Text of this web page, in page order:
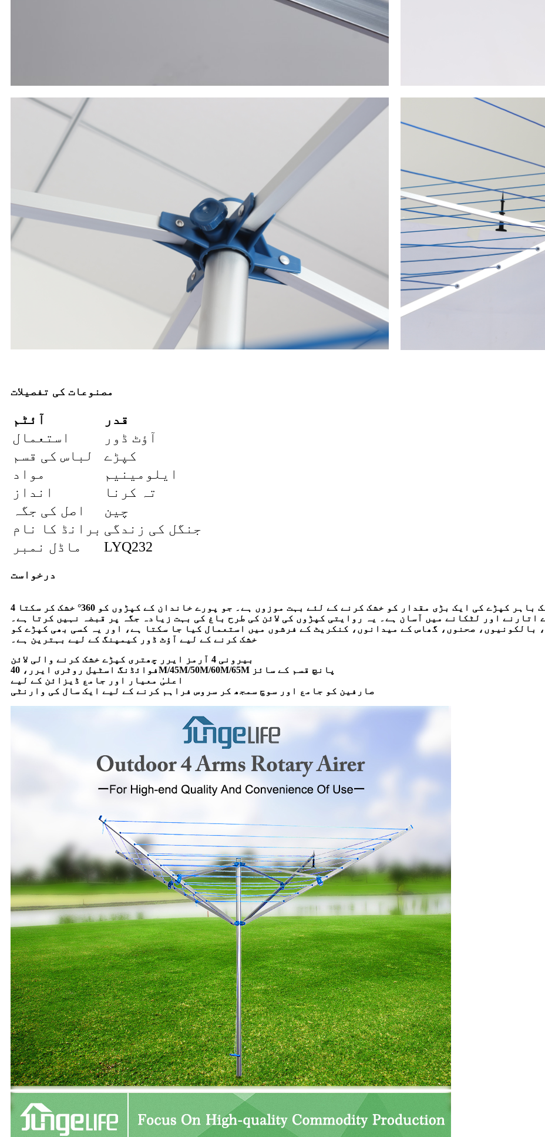
مصنوعات کی تفصیلات
آئٹم
قدر
استعمال
آؤٹ ڈور
لباس کی قسم
کپڑے
مواد
ایلومینیم
انداز
تہ کرنا
اصل کی جگہ
چین
برانڈ کا نام جنگل کی زندگی
ماڈل نمبر
LYQ232
درخواست
4 بازو گھمائیں چھتری کے سائز کا خشک کرنے والا ریک باہر کپڑے کی ایک بڑی مقدار کو خشک کرنے کے لئے بہت موزوں ہے۔ جو پورے خاندان کے کپڑوں کو 360° خشک کر سکتا
اتارنے اور لٹکانے میں آسان ہے۔ یہ روایتی کپڑوں کی لائن کی طرح باغ کی بہت زیادہ جگہ پر قبضہ نہیں کرتا ہے۔
بالکونیوں، صحنوں، گھاس کے میدانوں، کنکریٹ کے فرشوں میں استعمال کیا جا سکتا ہے، اور یہ کسی بھی کپڑے کو
خشک کرنے کے لیے آؤٹ ڈور کیمپنگ کے لیے بہترین ہے۔
بیرونی 4 آرمز ایرر چھتری کپڑے خشک کرنے والی لائن
فوائڈنگ اسٹیل روٹری ایرر، 40M/45M/50M/60M/65M پانچ قسم کے سائز
اعلیٰ معیار اور جامع ڈیزائن کے لیے
صارفین کو جامع اور سوچ سمجھ کر سروس فراہم کرنے کے لیے ایک سال کی وارنٹی